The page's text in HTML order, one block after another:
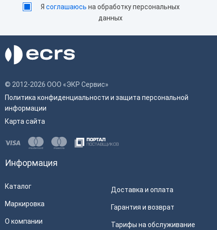
Ясоглашаюсь на обработку персональных
данных
© 2012-2026 ООО «ЭКР Сервис»
Политика конфиденциальности и защита персональной
информации
Карта сайта
Информация
Каталог
Маркировка
О компании
Доставка и оплата
Гарантия и возврат
Тарифы на обслуживание